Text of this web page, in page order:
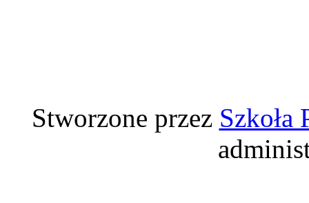
Stworzone przez Szkoła